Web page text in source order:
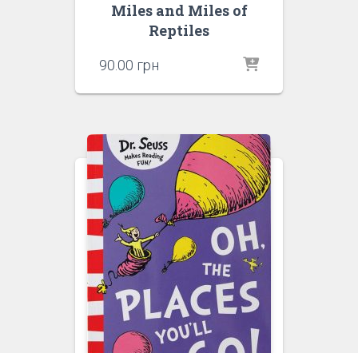
Miles and Miles of
Reptiles
90.00 грн